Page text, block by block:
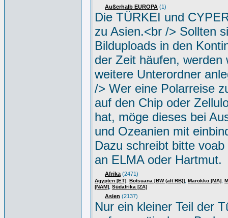
Außerhalb EUROPA (1)
Die TÜRKEI und
zu Asien.<br /> Sollten
Bilduploads in den
der Zeit häufen, werden
weitere Unterordner
/> Wer eine Polarreise
auf den Chip oder
hat, möge dieses bei
und Ozeanien mit
Dazu schreibt bitte
an ELMA oder Hartmut.
Afrika (2471)
Ägypten [ET] Botsuana [BW (alt RB)] Marokko [MA]
[NAM] Südafrika [ZA]
Asien (2137)
Nur ein kleiner Teil der